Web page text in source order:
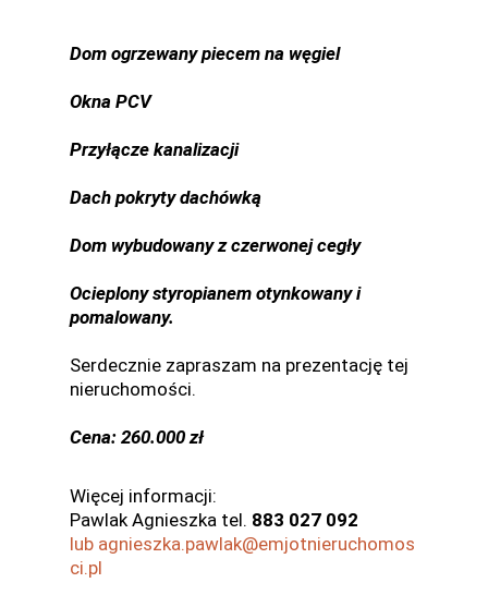
Dom ogrzewany piecem na węgiel
Okna PCV
Przyłącze kanalizacji
Dach pokryty dachówką
Dom wybudowany z czerwonej cegły
Ocieplony styropianem otynkowany i
pomalowany.
Serdecznie zapraszam na prezentację tej
nieruchomości.
Cena: 260.000 zł
Więcej informacji:
Pawlak Agnieszka tel. 883 027 092
lub agnieszka.pawlak@emjotnieruchomos
ci.pl